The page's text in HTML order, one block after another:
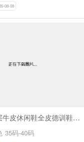
08-08
新款头层牛皮休闲鞋全皮德训鞋SA111
35码-40码